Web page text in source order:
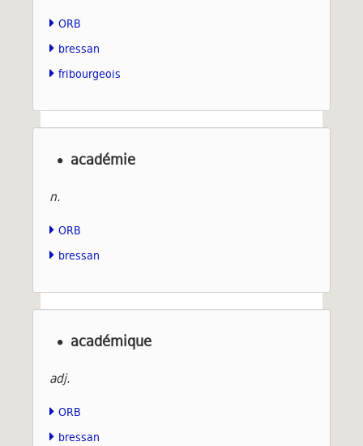
ORB
bressan
fribourgeois
académie
n.
ORB
bressan
académique
adj.
ORB
bressan